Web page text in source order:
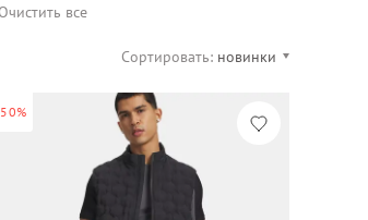
Очистить все
Сортировать: новинки